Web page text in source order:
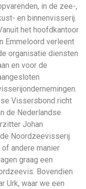
in de zee-,
en binnenvisserij.
het hoofdkantoor
Emmeloord verleent
organisatie diensten
en voor de
Vissersbond richt
de Nederlandse
Johan
Noordzeevisserij
andere manier
graag een
Bovendien
Urk, waar we een